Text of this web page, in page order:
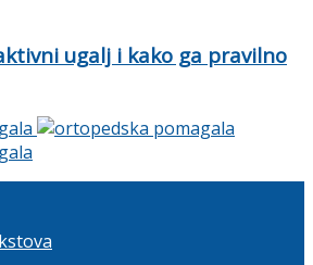
ugalj i kako ga pravilno